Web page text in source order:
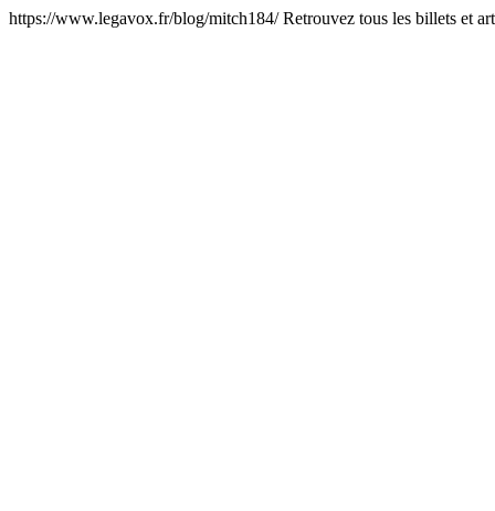
https://www.legavox.fr/blog/mitch184/Retrouvez tous les billets et